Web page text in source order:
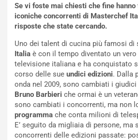
Se vi foste mai chiesti che fine
iconiche concorrenti di Masterchef
risposte che state cercando.
Uno dei talent di cucina più famosi di
Italia è con il tempo diventato un
televisione italiana e ha conquistato
corso delle sue undici edizioni. Dalla
onda nel 2009, sono cambiati i
Bruno Barbieri che ormai è un
sono cambiati i concorrenti, ma non
programma che conta milioni di
E’ seguito da migliaia di persone, ma
concorrenti delle edizioni passate: